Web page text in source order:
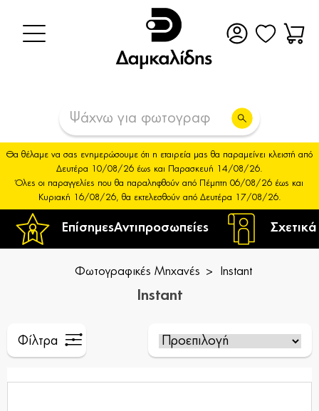
ΕπίσημεςΑντιπροσωπείες
Θα θέλαμε να σας ενημερώσουμε ότι η εταιρεία μας θα παραμείνει κλειστή από
Δευτέρα 10/08/26 έως και Παρασκευή 14/08/26.
Όλες οι παραγγελίες που θα παραληφθούν από Πέμπτη 06/08/26 έως και
Κυριακή 16/08/26, θα εκτελεσθούν από Δευτέρα 17/08/26.
Φωτογραφικές Μηχανές Instant
Instant
Φίλτρα